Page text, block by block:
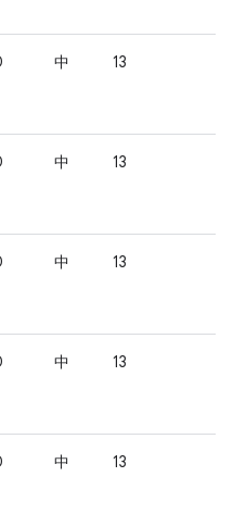
中 13
中 13
中 13
中 13
中 13